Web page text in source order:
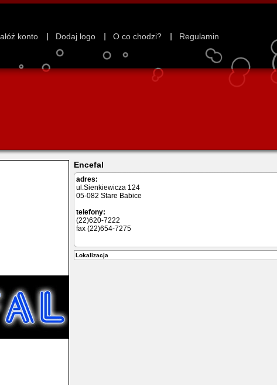
konto Dodaj logo O co chodzi? Regulamin
Encefal
adres:
ul.Sienkiewicza 124
05-082 Stare Babice
telefony:
(22)620-7222
fax (22)654-7275
Lokalizacja